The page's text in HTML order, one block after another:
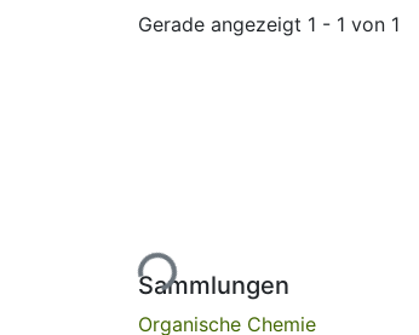
Gerade angezeigt 1 - 1 von 1
Lade...
Sammlungen
Organische Chemie